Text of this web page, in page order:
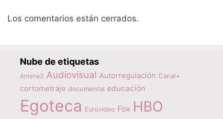
Los comentarios están cerrados.
Nube de etiquetas
Antena3 Audiovisual Autorregulación Canal+
cortometraje documental educación
Egoteca Eurovideo Fox HBO